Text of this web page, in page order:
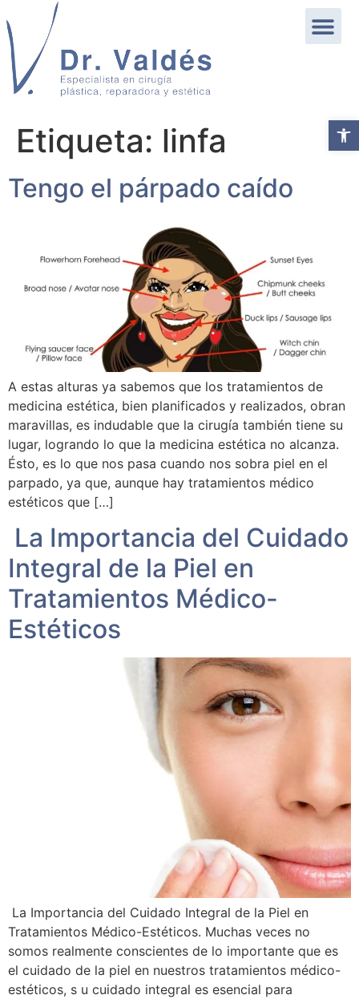
Etiqueta: linfa
Tengo el párpado caído
A estas alturas ya sabemos que los tratamientos de
medicina estética, bien planificados y realizados, obran
maravillas, es indudable que la cirugía también tiene su
lugar, logrando lo que la medicina estética no alcanza.
Ésto, es lo que nos pasa cuando nos sobra piel en el
parpado, ya que, aunque hay tratamientos médico
estéticos que […]
La Importancia del Cuidado
Integral de la Piel en
Tratamientos Médico-
Estéticos
La Importancia del Cuidado Integral de la Piel en
Tratamientos Médico-Estéticos. Muchas veces no
somos realmente conscientes de lo importante que es
el cuidado de la piel en nuestros tratamientos médico-
estéticos, s u cuidado integral es esencial para
Abrir